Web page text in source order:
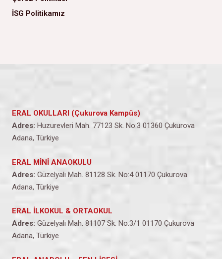
İSG Politikamız
ERAL OKULLARI (Çukurova Kampüs)
Adres: Huzurevleri Mah. 77123 Sk. No:3 01360 Çukurova
Adana, Türkiye
ERAL MİNİ ANAOKULU
Adres: Güzelyalı Mah. 81128 Sk. No:4 01170 Çukurova
Adana, Türkiye
ERAL İLKOKUL & ORTAOKUL
Adres: Güzelyalı Mah. 81107 Sk. No:3/1 01170 Çukurova
Adana, Türkiye